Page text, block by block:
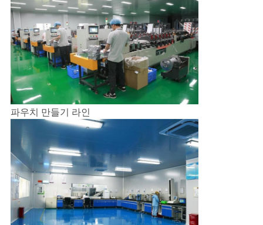
세
요
사
이
트
PRIVACY
POLICY
파우치 만들기 라인